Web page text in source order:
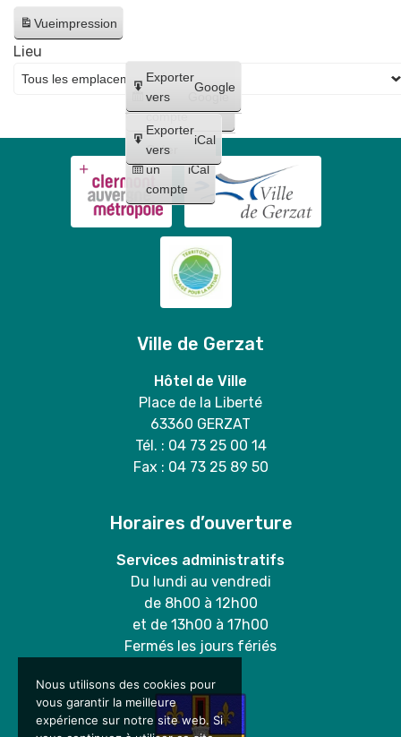
Vueimpression
Créer
un
compte
Google
Créer
un
compte
iCal
Exporter
vers
Google
Exporter
vers
iCal
Lieu
Ville de Gerzat
Hôtel de Ville
Place de la Liberté
63360 GERZAT
Tél. : 04 73 25 00 14
Fax : 04 73 25 89 50
Horaires d’ouverture
Services administratifs
Du lundi au vendredi
de 8h00 à 12h00
et de 13h00 à 17h00
Fermés les jours fériés
Nous utilisons des cookies pour
vous garantir la meilleure
expérience sur notre site web. Si